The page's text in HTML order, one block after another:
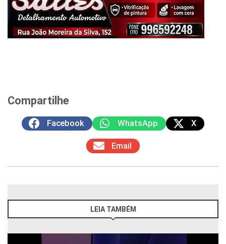
Compartilhe
Facebook WhatsApp X
Email
LEIA TAMBÉM